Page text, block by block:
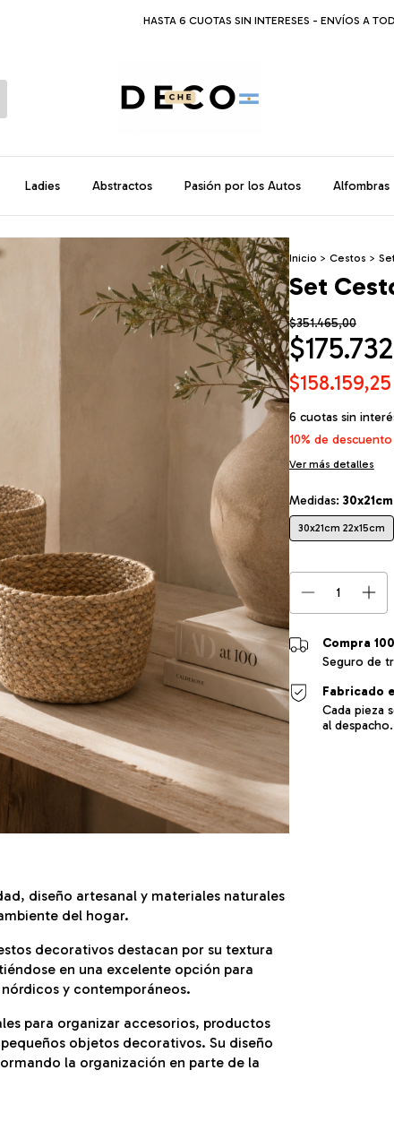
HASTA 6 CUOTAS SIN INTERESES - ENVÍOS A TODO EL
Ladies Abstractos Pasión por los Autos Alfombras
Inicio > Cestos >
Set
$351.465,00
$158.159,25
6 cuotas sin
10% de descuento
Ver más detalles
Medidas:
30x21cm 22x15cm
Compra
Seguro de
Fabricado
Cada pieza
al despacho.
diseño artesanal y materiales naturales
del hogar.
decorativos destacan por su textura
en una excelente opción para
y contemporáneos.
para organizar accesorios, productos
objetos decorativos. Su diseño
la organización en parte de la